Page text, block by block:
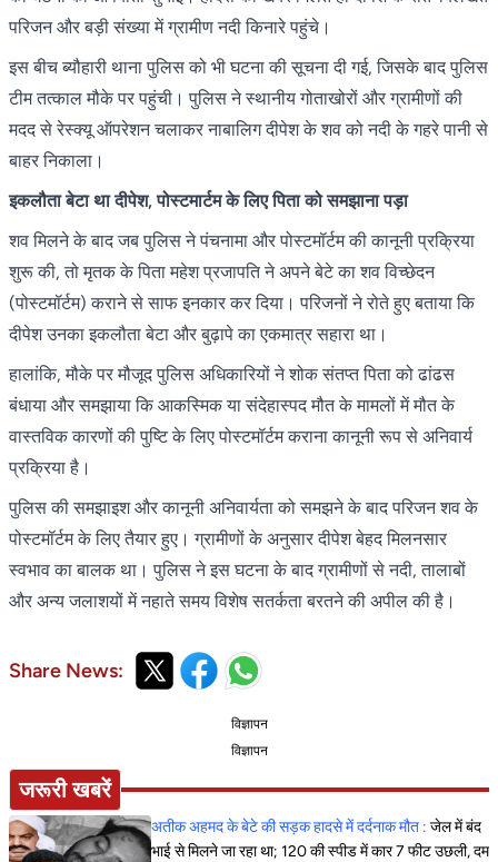
परिजन और बड़ी संख्या में ग्रामीण नदी किनारे पहुंचे।
इस बीच ब्यौहारी थाना पुलिस को भी घटना की सूचना दी गई, जिसके बाद पुलिस
टीम तत्काल मौके पर पहुंची। पुलिस ने स्थानीय गोताखोरों और ग्रामीणों की
मदद से रेस्क्यू ऑपरेशन चलाकर नाबालिग दीपेश के शव को नदी के गहरे पानी से
बाहर निकाला।
इकलौता बेटा था दीपेश, पोस्टमार्टम के लिए पिता को समझाना पड़ा
शव मिलने के बाद जब पुलिस ने पंचनामा और पोस्टमॉर्टम की कानूनी प्रक्रिया
शुरू की, तो मृतक के पिता महेश प्रजापति ने अपने बेटे का शव विच्छेदन
(पोस्टमॉर्टम) कराने से साफ इनकार कर दिया। परिजनों ने रोते हुए बताया कि
दीपेश उनका इकलौता बेटा और बुढ़ापे का एकमात्र सहारा था।
हालांकि, मौके पर मौजूद पुलिस अधिकारियों ने शोक संतप्त पिता को ढांढस
बंधाया और समझाया कि आकस्मिक या संदेहास्पद मौत के मामलों में मौत के
वास्तविक कारणों की पुष्टि के लिए पोस्टमॉर्टम कराना कानूनी रूप से अनिवार्य
प्रक्रिया है।
पुलिस की समझाइश और कानूनी अनिवार्यता को समझने के बाद परिजन शव के
पोस्टमॉर्टम के लिए तैयार हुए। ग्रामीणों के अनुसार दीपेश बेहद मिलनसार
स्वभाव का बालक था। पुलिस ने इस घटना के बाद ग्रामीणों से नदी, तालाबों
और अन्य जलाशयों में नहाते समय विशेष सतर्कता बरतने की अपील की है।
Share News:
विज्ञापन
विज्ञापन
जरूरी खबरें
अतीक अहमद के बेटे की सड़क हादसे में दर्दनाक मौत : जेल में बंद
भाई से मिलने जा रहा था; 120 की स्पीड में कार 7 फीट उछली, दम